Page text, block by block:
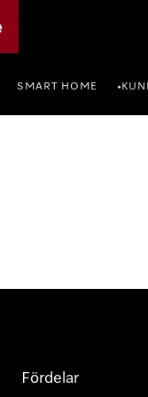
SMART HOME •
Fördelar